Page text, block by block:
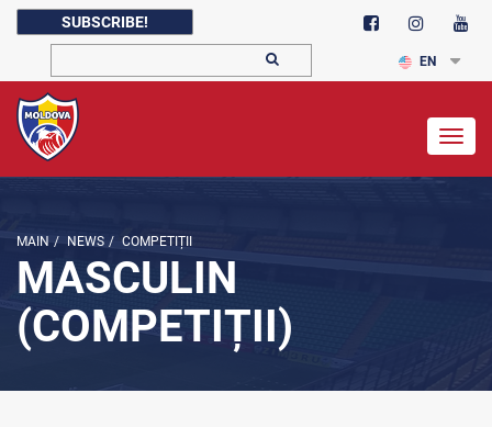
SUBSCRIBE!
EN
MAIN / NEWS / COMPETIȚII
MASCULIN
(COMPETIȚII)